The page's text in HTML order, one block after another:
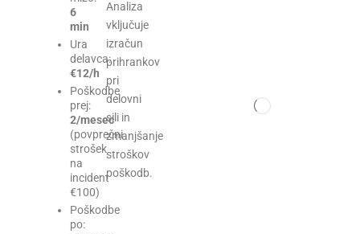
6
min
Ura
delavca:
€12/h
Poškodbe
prej:
2/mesec
(povprečni
strošek
na
incident
€100)
Poškodbe
po:
Analiza
vključuje
izračun
prihrankov
pri
delovni
sili in
zmanjšanje
stroškov
poškodb.